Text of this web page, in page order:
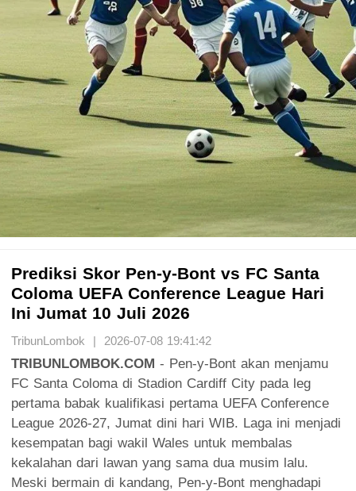
Prediksi Skor Pen-y-Bont vs FC Santa
Coloma UEFA Conference League Hari
Ini Jumat 10 Juli 2026
TribunLombok | 2026-07-08 19:41:42
TRIBUNLOMBOK.COM - Pen-y-Bont akan menjamu
FC Santa Coloma di Stadion Cardiff City pada leg
pertama babak kualifikasi pertama UEFA Conference
League 2026-27, Jumat dini hari WIB. Laga ini menjadi
kesempatan bagi wakil Wales untuk membalas
kekalahan dari lawan yang sama dua musim lalu.
Meski bermain di kandang, Pen-y-Bont menghadapi